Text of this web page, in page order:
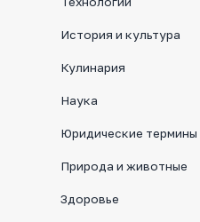
История и культура
Кулинария
Наука
Юридические термины
Природа и животные
Здоровье